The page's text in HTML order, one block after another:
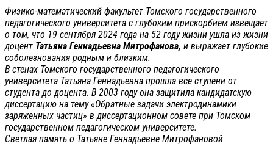
Физико-математический факультет Томского государственного
педагогического университета с глубоким прискорбием извещает
о том, что 19 сентября 2024 года на 52 году жизни ушла из жизни
доцент Татьяна Геннадьевна Митрофанова, и выражает глубокие
соболезнования родным и близким.
В стенах Томского государственного педагогического
университета Татьяна Геннадьевна прошла все ступени от
студента до доцента. В 2003 году она защитила кандидатскую
диссертацию на тему «Обратные задачи электродинамики
заряженных частиц» в диссертационном совете при Томском
государственном педагогическом университете.
Светлая память о Татьяне Геннадьевне Митрофановой